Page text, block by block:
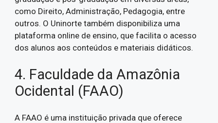
como Direito, Administração, Pedagogia, entre
outros. O Uninorte também disponibiliza uma
plataforma online de ensino, que facilita o acesso
dos alunos aos conteúdos e materiais didáticos.
4. Faculdade da Amazônia
Ocidental (FAAO)
A FAAO é uma instituição privada que oferece